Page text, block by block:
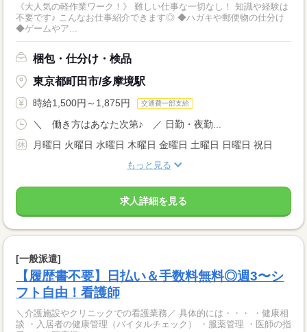
《大人気の軽作業ワーク！》 難しい仕事な一切なし！ 知識や経験は
不要です♪ こんなお仕事紹介できます◎ ◆ハガキや郵便物の仕分け
◆ゲームやア...
梱包・仕分け・検品
東京都町田市/多摩境駅
時給1,500円～1,875円 交通費一部支給
＼ 働き方はあなた次第♪ ／ 日勤・夜勤...
月曜日 火曜日 水曜日 木曜日 金曜日 土曜日 日曜日 祝日
もっと見る
求人詳細を見る
[一般派遣]
【履歴書不要】日払い＆手数料無料◎週3〜シ
フト自由！看護師
＼介護施設やクリニックでの看護業務／ 具体的には・・・ ・健康相
談 ・入居者の健康管理（バイタルチェック） ・服薬管理 ・医師の指